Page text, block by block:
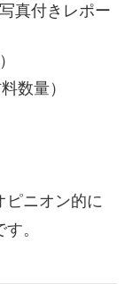
真付きレポー
数量）
ピニオン的に
。